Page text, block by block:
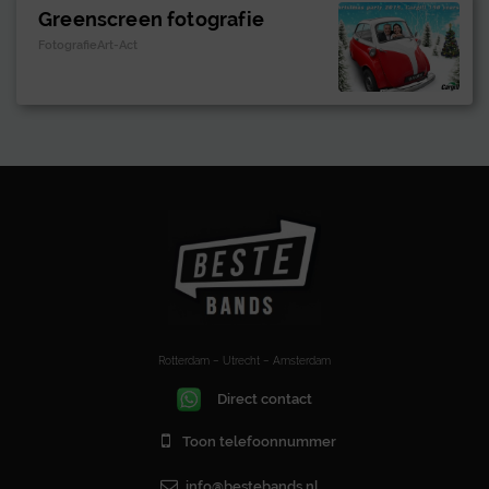
Greenscreen fotografie
FotografieArt-Act
Rotterdam – Utrecht – Amsterdam
Direct contact
Toon telefoonnummer